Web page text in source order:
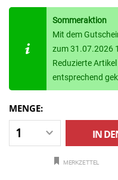
Sommeraktion
Mit dem
zum 31.07.2026
Reduzierte
entsprechend
MENGE:
IN
MERKZETTEL